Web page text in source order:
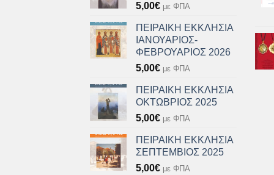
5,00€ με ΦΠΑ
ΠΕΙΡΑΙΚΗ ΕΚΚΛΗΣΙΑ
ΙΑΝΟΥΑΡΙΟΣ-
ΦΕΒΡΟΥΑΡΙΟΣ 2026
5,00€ με ΦΠΑ
ΠΕΙΡΑΙΚΗ ΕΚΚΛΗΣΙΑ
ΟΚΤΩΒΡΙΟΣ 2025
5,00€ με ΦΠΑ
ΠΕΙΡΑΙΚΗ ΕΚΚΛΗΣΙΑ
ΣΕΠΤΕΜΒΙΟΣ 2025
5,00€ με ΦΠΑ